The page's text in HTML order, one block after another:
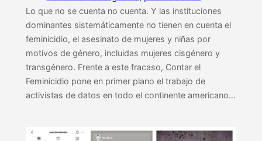
Lo que no se cuenta no cuenta. Y las instituciones
dominantes sistemáticamente no tienen en cuenta el
feminicidio, el asesinato de mujeres y niñas por
motivos de género, incluidas mujeres cisgénero y
transgénero. Frente a este fracaso, Contar el
Feminicidio pone en primer plano el trabajo de
activistas de datos en todo el continente americano…